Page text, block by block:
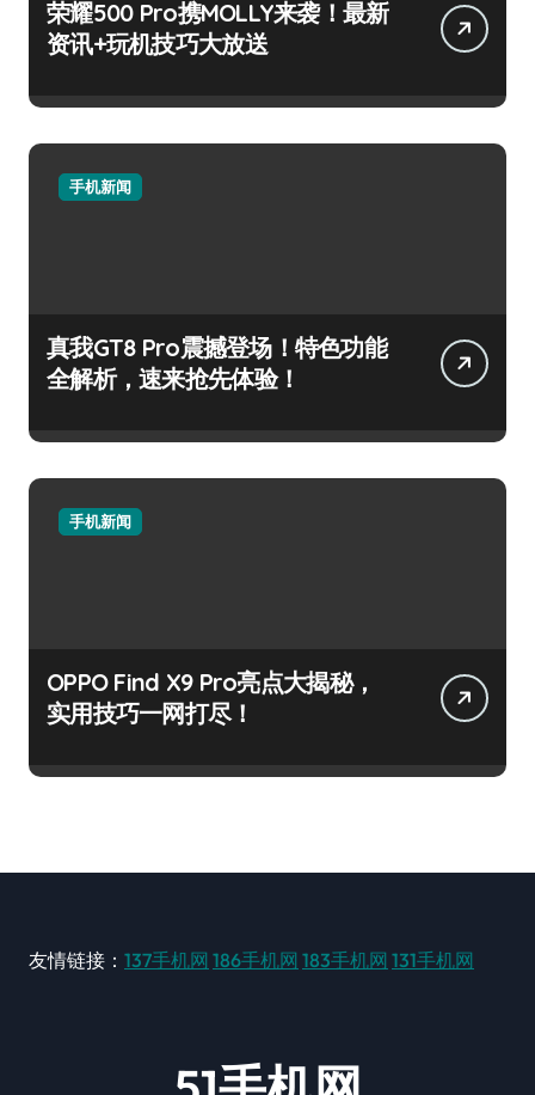
荣耀500 Pro携MOLLY来袭！最新
资讯+玩机技巧大放送
手机新闻
真我GT8 Pro震撼登场！特色功能
全解析，速来抢先体验！
手机新闻
OPPO Find X9 Pro亮点大揭秘，
实用技巧一网打尽！
友情链接： 137手机网 186手机网 183手机网 131手机网